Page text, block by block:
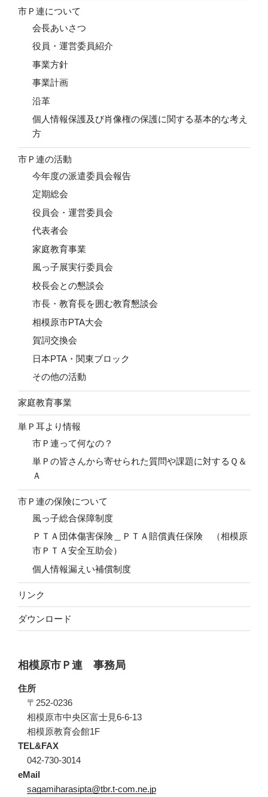
市Ｐ連について
会長あいさつ
役員・運営委員紹介
事業方針
事業計画
沿革
個人情報保護及び肖像権の保護に関する基本的な考え
方
市Ｐ連の活動
今年度の派遣委員会報告
定期総会
役員会・運営委員会
代表者会
家庭教育事業
風っ子展実行委員会
校長会との懇談会
市長・教育長を囲む教育懇談会
相模原市PTA大会
賀詞交換会
日本PTA・関東ブロック
その他の活動
家庭教育事業
単Ｐ耳より情報
市Ｐ連って何なの？
単Ｐの皆さんから寄せられた質問や課題に対するＱ＆
Ａ
市Ｐ連の保険について
風っ子総合保障制度
ＰＴＡ団体傷害保険＿ＰＴＡ賠償責任保険 （相模原
市ＰＴＡ安全互助会）
個人情報漏えい補償制度
リンク
ダウンロード
相模原市Ｐ連 事務局
住所
〒252-0236
相模原市中央区富士見6-6-13
相模原教育会館1F
TEL&FAX
042-730-3014
eMail
sagamiharasipta@tbr.t-com.ne.jp